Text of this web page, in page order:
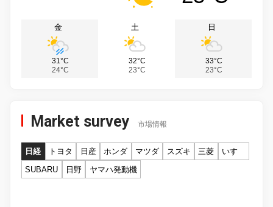
金
31°C
24°C
土
32°C
23°C
日
33°C
23°C
Market survey 市場情報
日経 トヨタ 日産 ホンダ マツダ スズキ 三菱
いすゞ
SUBARU
日野 ヤマハ発動機